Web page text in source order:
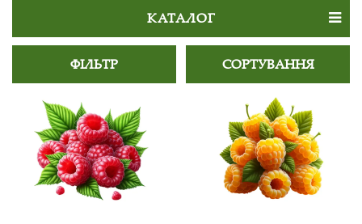
КАТАЛОГ
ФІЛЬТР СОРТУВАННЯ